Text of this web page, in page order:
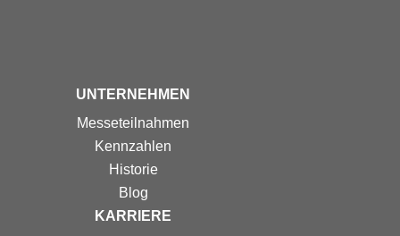
UNTERNEHMEN
Messe­teilnahmen
Kennzahlen
Historie
Blog
KARRIERE